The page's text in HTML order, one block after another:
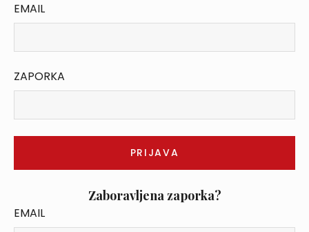
EMAIL
ZAPORKA
Zaboravljena zaporka?
EMAIL